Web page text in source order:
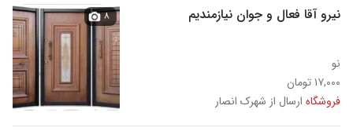
نیرو آقا فعال و جوان نیازمندیم
نو
۱۷,۰۰۰ تومان
فروشگاه ارسال از شهرک انصار
۸